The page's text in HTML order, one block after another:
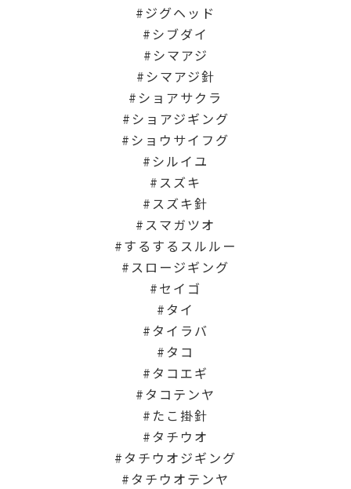
ジグヘッド
シブダイ
シマアジ
シマアジ針
ショアサクラ
ショアジギング
ショウサイフグ
シルイユ
スズキ
スズキ針
スマガツオ
するするスルルー
スロージギング
セイゴ
タイ
タイラバ
タコ
タコエギ
タコテンヤ
たこ掛針
タチウオ
タチウオジギング
タチウオテンヤ